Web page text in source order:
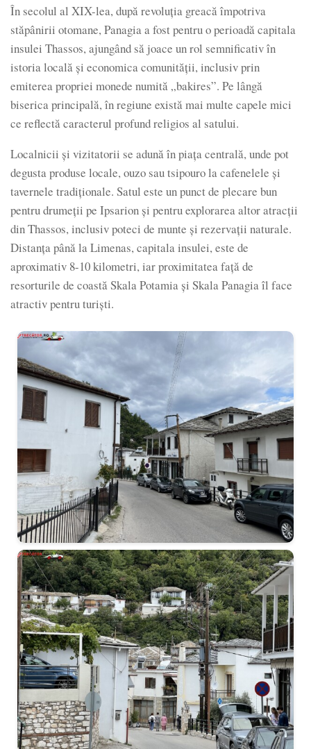
În secolul al XIX-lea, după revoluția greacă împotriva
stăpânirii otomane, Panagia a fost pentru o perioadă capitala
insulei Thassos, ajungând să joace un rol semnificativ în
istoria locală și economica comunității, inclusiv prin
emiterea propriei monede numită „bakires”. Pe lângă
biserica principală, în regiune există mai multe capele mici
ce reflectă caracterul profund religios al satului.
Localnicii și vizitatorii se adună în piața centrală, unde pot
degusta produse locale, ouzo sau tsipouro la cafenelele și
tavernele tradiționale. Satul este un punct de plecare bun
pentru drumeții pe Ipsarion și pentru explorarea altor atracții
din Thassos, inclusiv poteci de munte și rezervații naturale.
Distanța până la Limenas, capitala insulei, este de
aproximativ 8-10 kilometri, iar proximitatea față de
resorturile de coastă Skala Potamia și Skala Panagia îl face
atractiv pentru turiști.